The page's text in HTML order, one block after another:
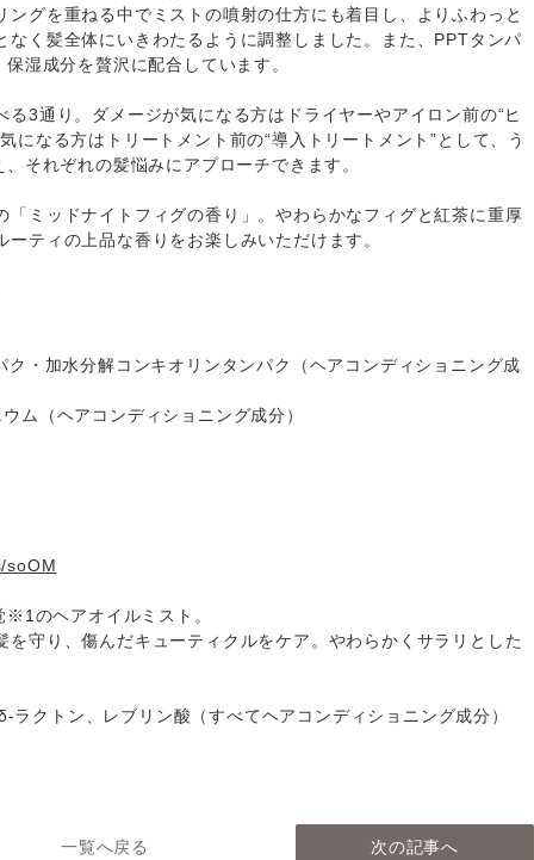
グを重ねる中でミストの噴射の仕方にも着目し、よりふわっと
く髪全体にいきわたるように調整しました。また、PPTタンパ
湿成分を贅沢に配合しています。
3通り。ダメージが気になる方はドライヤーやアイロン前の“ヒ
になる方はトリートメント前の“導入トリートメント”として、う
それぞれの髪悩みにアプローチできます。
ミッドナイトフィグの香り」。やわらかなフィグと紅茶に重厚
ティの上品な香りをお楽しみいただけます。
・加水分解コンキオリンタンパク（ヘアコンディショニング成
ム（ヘアコンディショニング成分）
soOM
※1のヘアオイルミスト。
守り、傷んだキューティクルをケア。やわらかくサラリとした
クトン、レブリン酸（すべてヘアコンディショニング成分）
一覧へ戻る 次の記事へ